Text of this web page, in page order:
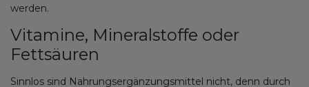
werden.
Vitamine, Mineralstoffe oder
Fettsäuren
Sinnlos sind Nahrungsergänzungsmittel nicht, denn durch